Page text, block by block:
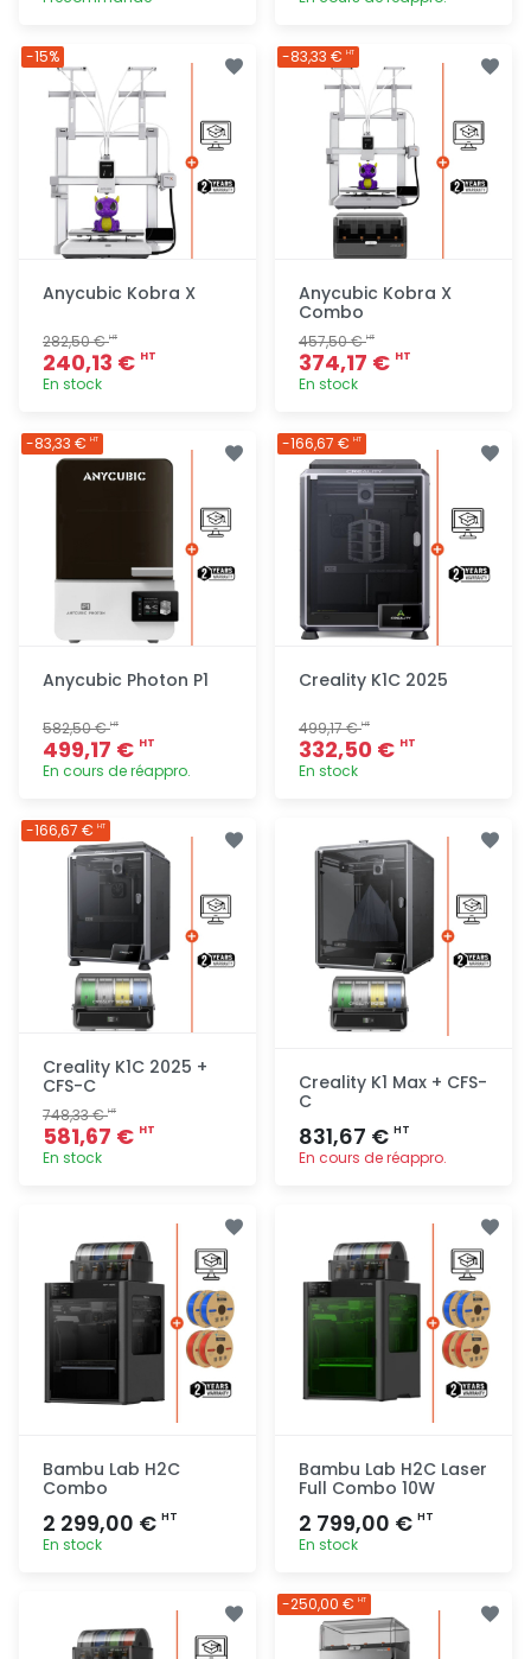
rapide
rapide
Anycubic Kobra X
282,50 €HT
240,13 € HT
En stock
rapide
-15%
Anycubic Kobra X
Combo
457,50 €HT
374,17 € HT
En stock
rapide
-83,33 € HT
Anycubic Photon P1
582,50 €HT
499,17 € HT
En cours de réappro.
rapide
-83,33 € HT
Creality K1C 2025
499,17 €HT
332,50 € HT
En stock
rapide
-166,67 € HT
Creality K1C 2025 +
CFS-C
748,33 €HT
581,67 € HT
En stock
-166,67 € HT
Creality K1 Max + CFS-
C
831,67 € HT
En cours de réappro.
Bambu Lab H2C
Combo
2 299,00 € HT
En stock
Bambu Lab H2C Laser
Full Combo 10W
2 799,00 € HT
En stock
rapide
-250,00 € HT